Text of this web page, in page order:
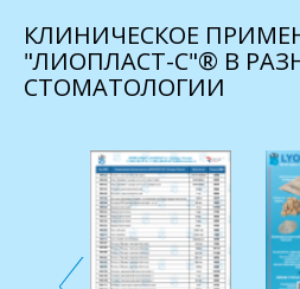
КЛИНИЧЕСКОЕ
"ЛИОПЛАСТ-С"® В
СТОМАТОЛОГИИ